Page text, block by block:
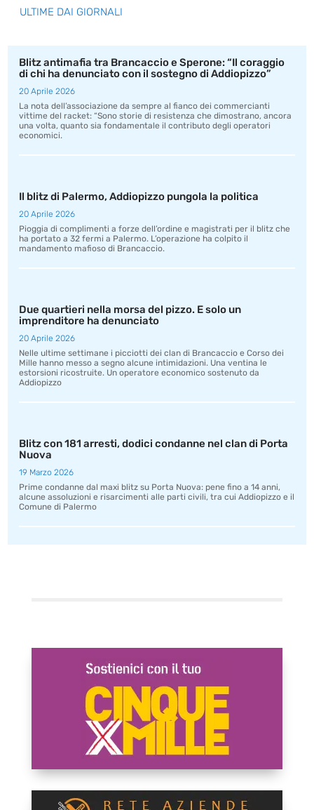
ULTIME DAI GIORNALI
Blitz antimafia tra Brancaccio e Sperone: “Il coraggio
di chi ha denunciato con il sostegno di Addiopizzo”
20 Aprile 2026
La nota dell’associazione da sempre al fianco dei commercianti
vittime del racket: “Sono storie di resistenza che dimostrano, ancora
una volta, quanto sia fondamentale il contributo degli operatori
economici.
Il blitz di Palermo, Addiopizzo pungola la politica
20 Aprile 2026
Pioggia di complimenti a forze dell’ordine e magistrati per il blitz che
ha portato a 32 fermi a Palermo. L’operazione ha colpito il
mandamento mafioso di Brancaccio.
Due quartieri nella morsa del pizzo. E solo un
imprenditore ha denunciato
20 Aprile 2026
Nelle ultime settimane i picciotti dei clan di Brancaccio e Corso dei
Mille hanno messo a segno alcune intimidazioni. Una ventina le
estorsioni ricostruite. Un operatore economico sostenuto da
Addiopizzo
Blitz con 181 arresti, dodici condanne nel clan di Porta
Nuova
19 Marzo 2026
Prime condanne dal maxi blitz su Porta Nuova: pene fino a 14 anni,
alcune assoluzioni e risarcimenti alle parti civili, tra cui Addiopizzo e il
Comune di Palermo